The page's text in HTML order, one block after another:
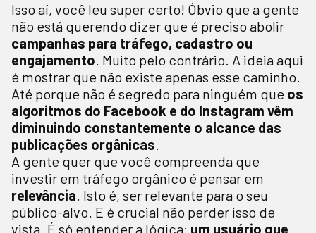
Isso aí, você leu super certo! Óbvio que a gente
não está querendo dizer que é preciso abolir
campanhas para tráfego, cadastro ou
engajamento. Muito pelo contrário. A ideia aqui
é mostrar que não existe apenas esse caminho.
Até porque não é segredo para ninguém que os
algoritmos do Facebook e do Instagram vêm
diminuindo constantemente o alcance das
publicações orgânicas.
A gente quer que você compreenda que
investir em tráfego orgânico é pensar em
relevância. Isto é, ser relevante para o seu
público-alvo. E é crucial não perder isso de
vista. É só entender a lógica: um usuário que